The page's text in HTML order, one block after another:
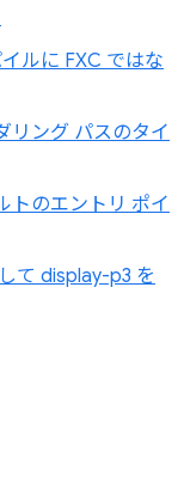
ルに FXC ではな
リング パスのタイ
トのエントリ ポイ
て display-p3 を